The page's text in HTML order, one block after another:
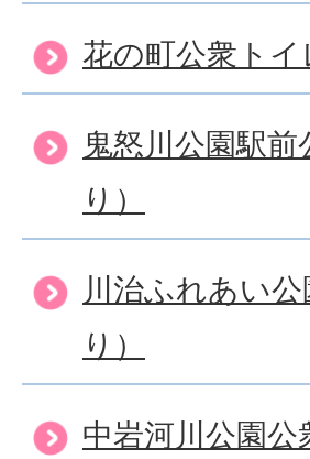
花の町公衆ト
鬼怒川公園駅
り）
川治ふれあい
り）
中岩河川公園